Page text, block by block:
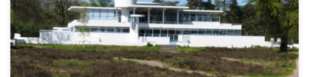
Vorig jaar verscheen bij Uitgeverij Gegarandeerd Onregelmatig
Wandelen in Gooi en Vechtstreek van de hand van Sietske de Vet
en Ad Snelderwaard, een gids met veertien wandelingen in het
Gooi en het ten westen daarvan gelegen veengebied ten oosten
van de Vecht. Op zaterdag 29 april 2023 besloot ik om […]